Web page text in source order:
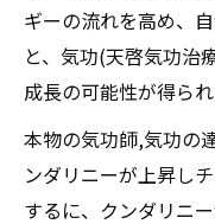
ギーの流れを高め、
と、気功(天啓気功治
成長の可能性が得ら
本物の気功師,気功の
ンダリニーが上昇し
するに、クンダリニ